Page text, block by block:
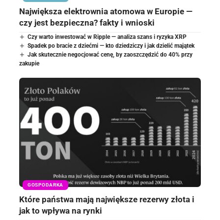
Największa elektrownia atomowa w Europie —
czy jest bezpieczna? fakty i wnioski
Czy warto inwestować w Ripple — analiza szans i ryzyka XRP
Spadek po bracie z dziećmi — kto dziedziczy i jak dzielić majątek
Jak skutecznie negocjować cenę, by zaoszczędzić do 40% przy
zakupie
GOSPODARKA
Które państwa mają największe rezerwy złota i
jak to wpływa na rynki